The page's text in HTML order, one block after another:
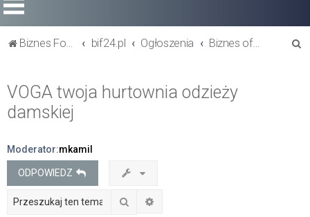
Biznes Forum bif24.pl Ogłoszenia Biznes oferty - szukam rynku zbytu
VOGA twoja hurtownia odzieży
damskiej
Moderator:mkamil
ODPOWIEDZ
Szukaj